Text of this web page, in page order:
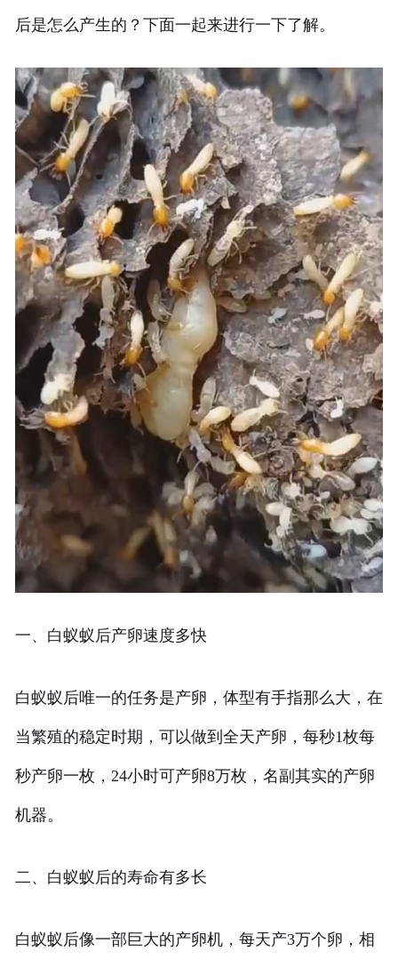
后是怎么产生的？下面一起来进行一下了解。
一、白蚁蚁后产卵速度多快
白蚁蚁后唯一的任务是产卵，体型有手指那么大，在
当繁殖的稳定时期，可以做到全天产卵，每秒1枚每
秒产卵一枚，24小时可产卵8万枚，名副其实的产卵
机器。
二、白蚁蚁后的寿命有多长
白蚁蚁后像一部巨大的产卵机，每天产3万个卵，相